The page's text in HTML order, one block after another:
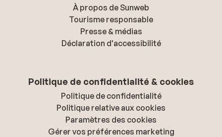
À propos de Sunweb
Tourisme responsable
Presse & médias
Déclaration d'accessibilité
Politique de confidentialité & cookies
Politique de confidentialité
Politique relative aux cookies
Paramètres des cookies
Gérer vos préférences marketing